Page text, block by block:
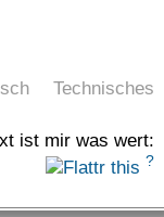
Technisches
ist mir was wert:
?